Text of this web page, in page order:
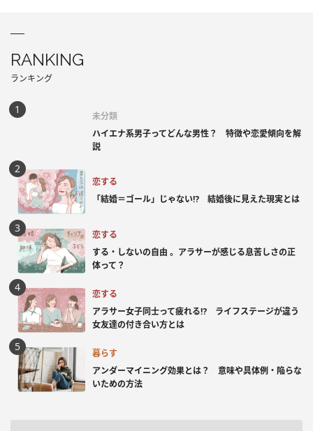
RANKING
ランキング
未分類
ハイエナ系男子ってどんな男性？ 特徴や恋愛傾向を解
説
恋する
「結婚＝ゴール」じゃない⁉ 結婚後に見えた現実とは
恋する
する・しないの自由 。アラサーが感じる息苦しさの正
体って？
恋する
アラサー女子同士って疲れる⁉ ライフステージが違う
女友達の付き合い方とは
暮らす
アンダーマイニング効果とは？ 意味や具体例・陥らな
いための方法